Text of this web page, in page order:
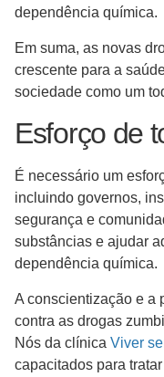
dependência química.
Em suma, as novas
crescente para a
sociedade como um
Esforço de
É necessário um
incluindo governos,
segurança e
substâncias e ajudar
dependência química.
A conscientização e a
contra as drogas
Nós da clínica Viver
capacitados para